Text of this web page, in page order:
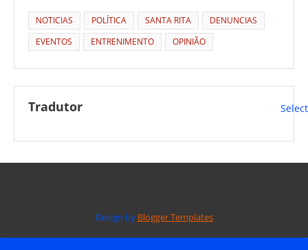
NOTICIAS POLÍTICA SANTA RITA
DENUNCIAS
EVENTOS
ENTRENIMENTO OPINIÃO
Tradutor
Design by Blogger Templates